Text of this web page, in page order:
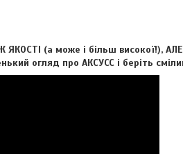
(а може і більш високої!),
огляд про АКСУCC і беріть